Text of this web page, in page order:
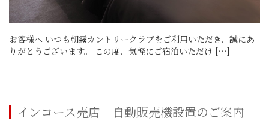
お客様へ いつも朝霧カントリークラブをご利用いただき、誠にあ
りがとうございます。 この度、気軽にご宿泊いただけ […]
インコース売店 自動販売機設置のご案内